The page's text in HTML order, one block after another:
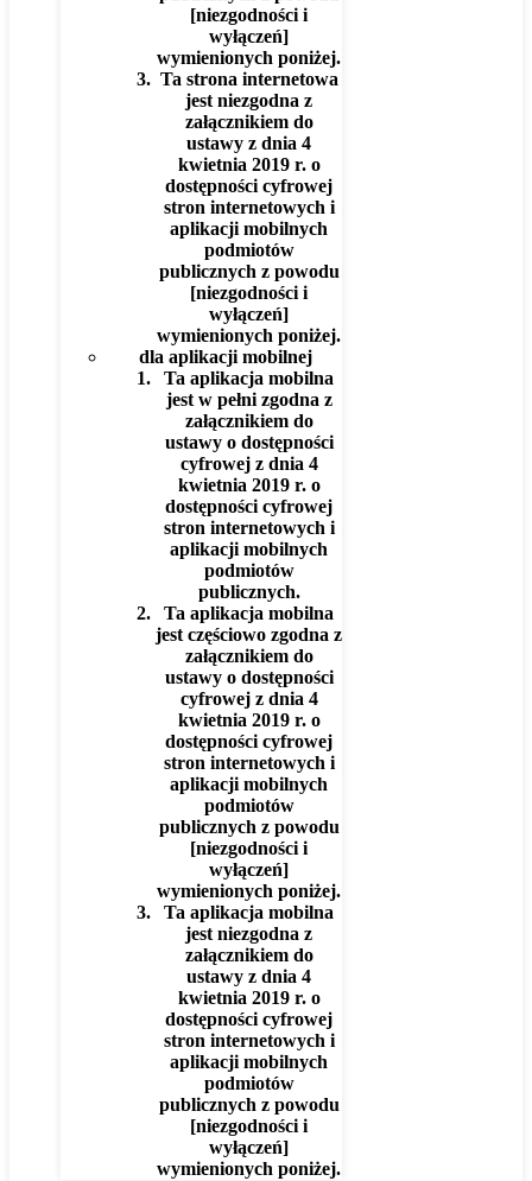
[niezgodności i
wyłączeń]
wymienionych poniżej.
Ta strona internetowa
jest niezgodna z
załącznikiem do
ustawy z dnia 4
kwietnia 2019 r. o
dostępności cyfrowej
stron internetowych i
aplikacji mobilnych
podmiotów
publicznych z powodu
[niezgodności i
wyłączeń]
wymienionych poniżej.
dla aplikacji mobilnej
Ta aplikacja mobilna
jest w pełni zgodna z
załącznikiem do
ustawy o dostępności
cyfrowej z dnia 4
kwietnia 2019 r. o
dostępności cyfrowej
stron internetowych i
aplikacji mobilnych
podmiotów
publicznych.
Ta aplikacja mobilna
jest częściowo zgodna z
załącznikiem do
ustawy o dostępności
cyfrowej z dnia 4
kwietnia 2019 r. o
dostępności cyfrowej
stron internetowych i
aplikacji mobilnych
podmiotów
publicznych z powodu
[niezgodności i
wyłączeń]
wymienionych poniżej.
Ta aplikacja mobilna
jest niezgodna z
załącznikiem do
ustawy z dnia 4
kwietnia 2019 r. o
dostępności cyfrowej
stron internetowych i
aplikacji mobilnych
podmiotów
publicznych z powodu
[niezgodności i
wyłączeń]
wymienionych poniżej.